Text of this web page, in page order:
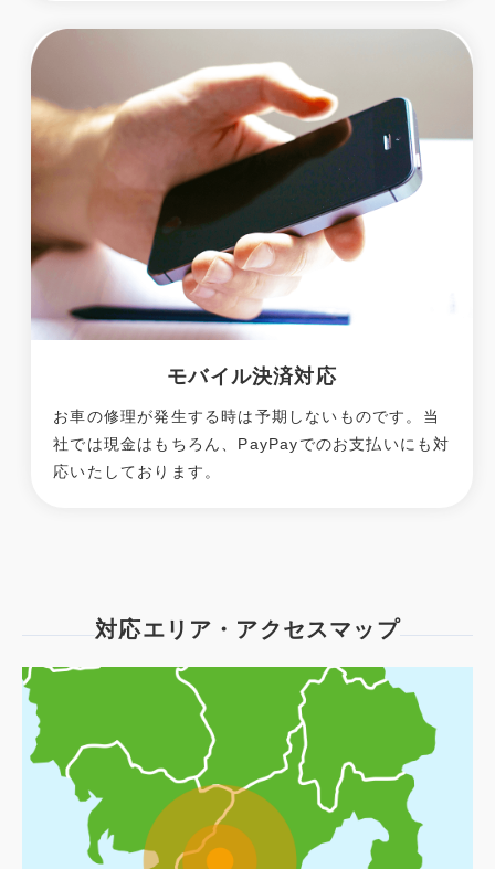
モバイル決済対応
お車の修理が発生する時は予期しないものです。当
社では現金はもちろん、PayPayでのお支払いにも対
応いたしております。
対応エリア・アクセスマップ